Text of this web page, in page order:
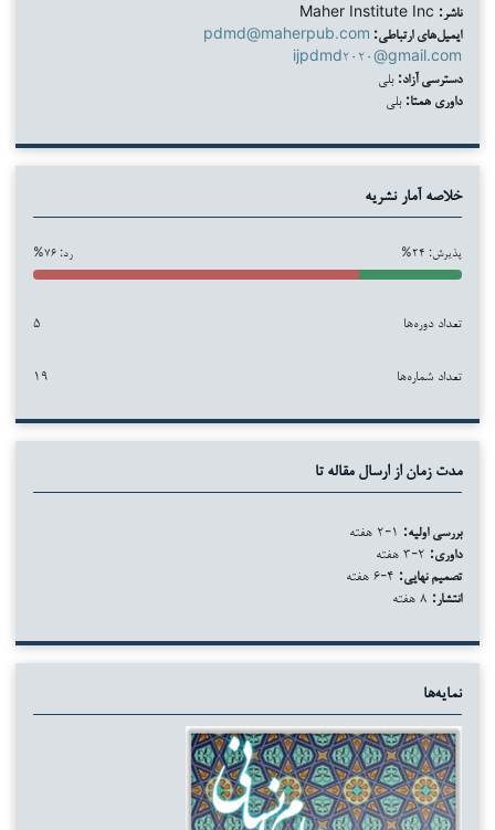
ناشر:
ایمیل‌های ارتباطی: pdmd@maherpub.com
ijpdmd۲۰۲۰@gmail.com
دسترسی آزاد: بلی
داوری همتا: بلی
خلاصه آمار نشریه
پذیرش: ۲۴% رد: ۷۶%
تعداد دوره‌ها ۵
تعداد شماره‌ها ۱۹
مدت زمان از ارسال مقاله تا
بررسی اولیه:
داوری:
تصمیم نهایی:
انتشار:
نمایه‌ها